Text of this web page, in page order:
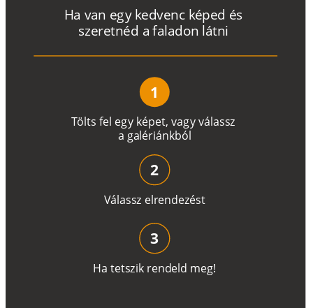
Tölts fel egy képet, vagyválassz
a galériánkból
Ha van egy kedvenc képed és
szeretnéd a faladon látni
1
Válassz elrendezést
2
Ha tetszik rendeld meg!
3